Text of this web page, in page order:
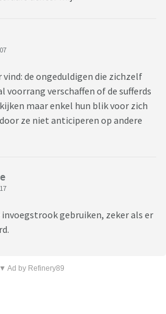
de ongeduldigen die zichzelf
voorrang verschaffen of de sufferds
maar enkel hun blik voor zich
ze niet anticiperen op andere
invoegstrook gebruiken, zeker als er
▼ Ad by Refinery89